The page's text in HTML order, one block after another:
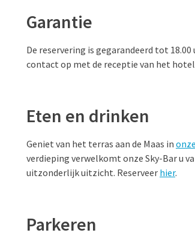
Garantie
De reservering is gegarandeerd tot
contact op met de receptie van het
Eten en drinken
Geniet van het terras aan de Maas in
verdieping verwelkomt onze Sky-Bar u
uitzonderlijk uitzicht. Reserveer hier.
Parkeren